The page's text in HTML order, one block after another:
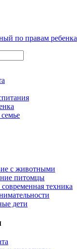
по правам ребенка
с животными
питомцы
техника
дети